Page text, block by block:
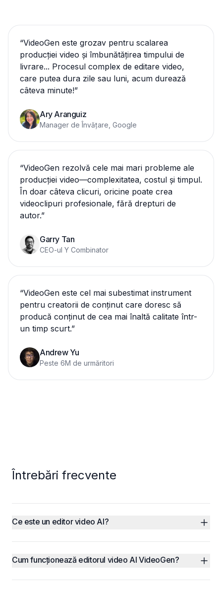
“VideoGen este grozav pentru scalarea
producției video și îmbunătățirea timpului de
livrare... Procesul complex de editare video,
care putea dura zile sau luni, acum durează
câteva minute!”
Ary Aranguiz
Manager de Învățare, Google
“VideoGen rezolvă cele mai mari probleme ale
producției video—complexitatea, costul și timpul.
În doar câteva clicuri, oricine poate crea
videoclipuri profesionale, fără drepturi de
autor.”
Garry Tan
CEO-ul Y Combinator
“VideoGen este cel mai subestimat instrument
pentru creatorii de conținut care doresc să
producă conținut de cea mai înaltă calitate într-
un timp scurt.”
Andrew Yu
Peste 6M de urmăritori
Întrebări frecvente
Ce este un editor video AI?
Cum funcționează editorul video AI VideoGen?